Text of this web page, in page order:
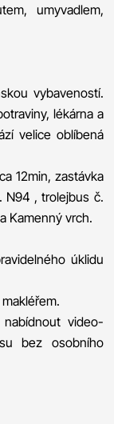
umyvadlem,
vybaveností.
lékárna a
velice oblíbená
12min, zastávka
N94 , trolejbus č.
Kamenný vrch.
úklidu
video-
bez osobního